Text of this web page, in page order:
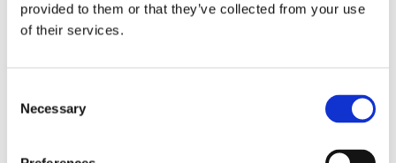
provided to them or that they’ve collected from your use
of their services.
Selection
Necessary
deras tradingmönster. Det också ett nytt
regelverk och rapporteringen har inte
krav på god kommunikation mellan